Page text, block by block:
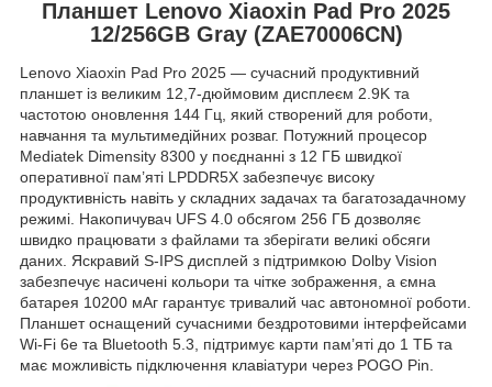
Планшет Lenovo Xiaoxin Pad Pro 2025
12/256GB Gray (ZAE70006CN)
Lenovo Xiaoxin Pad Pro 2025 — сучасний продуктивний
планшет із великим 12,7-дюймовим дисплеєм 2.9K та
частотою оновлення 144 Гц, який створений для роботи,
навчання та мультимедійних розваг. Потужний процесор
Mediatek Dimensity 8300 у поєднанні з 12 ГБ швидкої
оперативної пам’яті LPDDR5X забезпечує високу
продуктивність навіть у складних задачах та багатозадачному
режимі. Накопичувач UFS 4.0 обсягом 256 ГБ дозволяє
швидко працювати з файлами та зберігати великі обсяги
даних. Яскравий S-IPS дисплей з підтримкою Dolby Vision
забезпечує насичені кольори та чітке зображення, а ємна
батарея 10200 мАг гарантує тривалий час автономної роботи.
Планшет оснащений сучасними бездротовими інтерфейсами
Wi-Fi 6e та Bluetooth 5.3, підтримує карти пам’яті до 1 ТБ та
має можливість підключення клавіатури через POGO Pin.